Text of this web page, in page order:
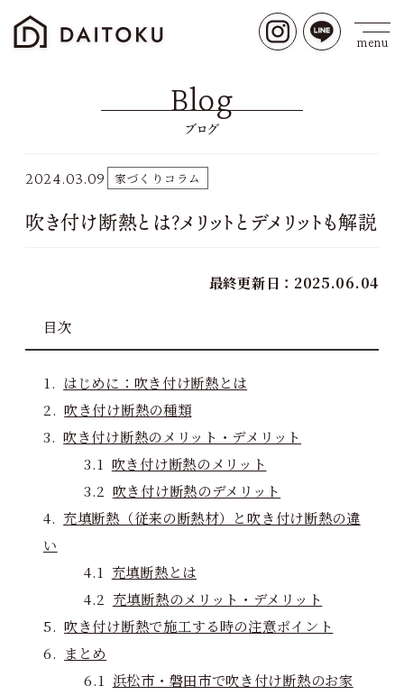
Blog
ブログ
2024.03.09 家づくりコラム
吹き付け断熱とは？メリットとデメリットも解説
最終更新日：2025.06.04
目次
はじめに：吹き付け断熱とは
吹き付け断熱の種類
吹き付け断熱のメリット・デメリット
吹き付け断熱のメリット
吹き付け断熱のデメリット
充填断熱（従来の断熱材）と吹き付け断熱の違
い
充填断熱とは
充填断熱のメリット・デメリット
吹き付け断熱で施工する時の注意ポイント
まとめ
浜松市・磐田市で吹き付け断熱のお家